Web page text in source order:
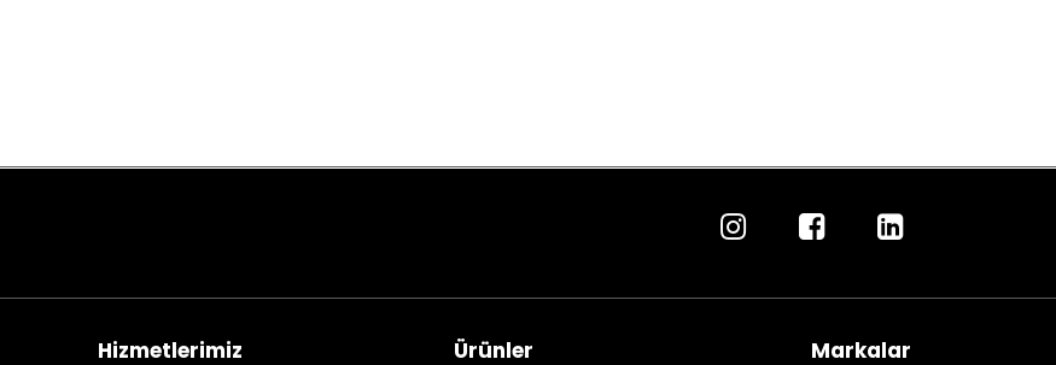
Hizmetlerimiz Ürünler Markalar